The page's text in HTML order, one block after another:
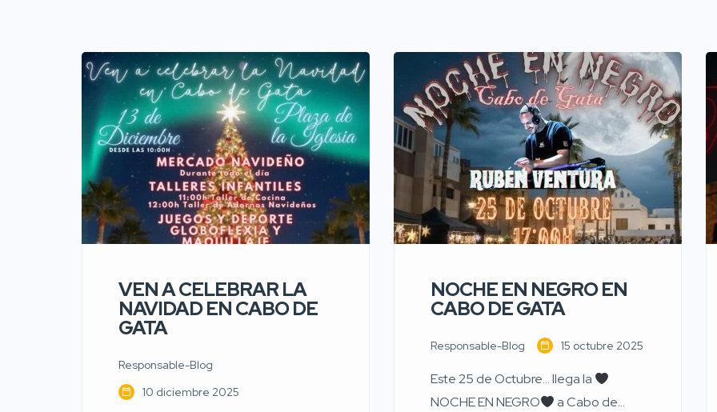
VEN A CELEBRAR LA
NAVIDAD EN CABO DE
GATA
Responsable-Blog
10 diciembre 2025
NOCHE EN NEGRO EN
CABO DE GATA
Responsable-Blog 15 octubre 2025
Este 25 de Octubre… llega la
NOCHE EN NEGRO
a Cabo de